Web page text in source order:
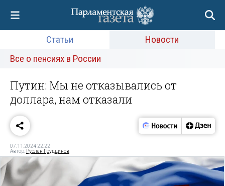
Статьи
Новости
Все о пенсиях в России
Путин: Мы не отказывались от
доллара, нам отказали
07.11.2024 22:22
Автор: Руслан Грудцинов